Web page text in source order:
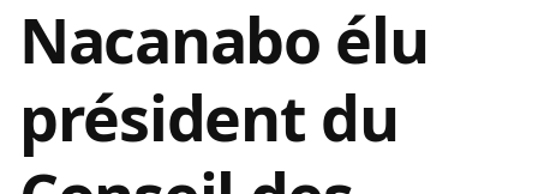
Nacanabo élu
président du